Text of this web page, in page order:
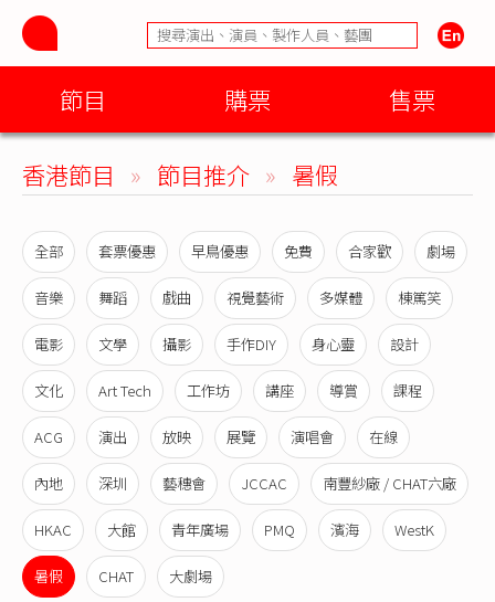
節目 購票 售票
香港節目 » 節目推介 » 暑假
全部 套票優惠 早鳥優惠 免費 合家歡 劇場
音樂 舞蹈 戲曲 視覺藝術 多媒體 棟篤笑
電影 文學 攝影 手作DIY 身心靈 設計
文化 Art Tech 工作坊 講座 導賞 課程
ACG 演出 放映 展覽 演唱會 在線
內地 深圳 藝穗會 JCCAC 南豐紗廠 / CHAT六廠
HKAC 大館 青年廣場 PMQ 濱海 WestK
暑假 CHAT 大劇場